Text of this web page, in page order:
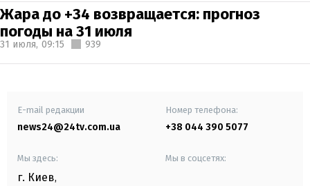
Жара до +34 возвращается: прогноз
погоды на 31 июля
31 июля, 09:15 939
E-mail редакции
news24@24tv.com.ua
Номер телефона:
+38 044 390 5077
Мы здесь:
г. Киев,
Мы в соцсетях: